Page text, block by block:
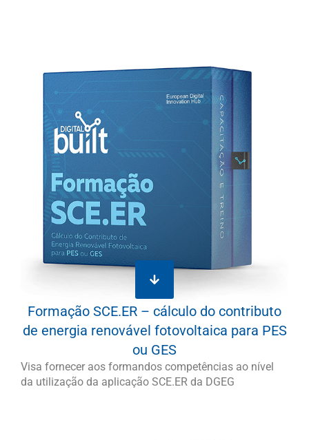
Formação SCE.ER – cálculo do contributo
de energia renovável fotovoltaica para PES
ou GES
Visa fornecer aos formandos competências ao nível
da utilização da aplicação SCE.ER da DGEG